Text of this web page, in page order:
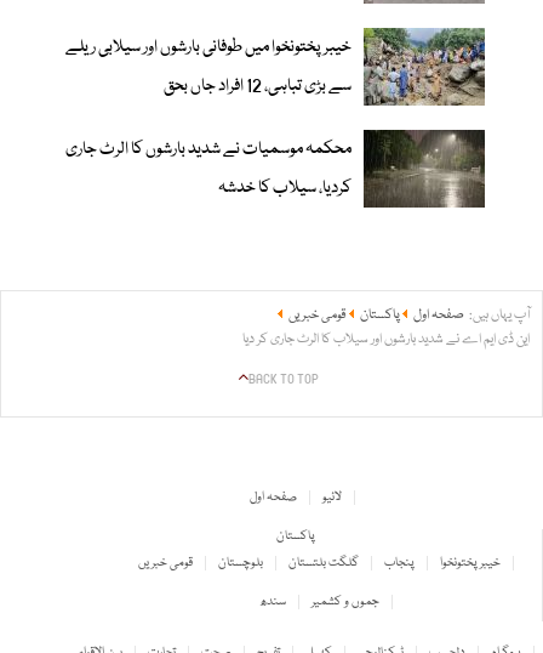
خیبرپختونخوا میں طوفانی بارشوں اور سیلابی ریلے
سے بڑی تباہی، 12 افراد جاں بحق
محکمہ موسمیات نے شدید بارشوں کا الرٹ جاری
کردیا، سیلاب کا خدشہ
آپ یہاں ہیں: صفحہ اول پاکستان
قومی خبریں
این ڈی ایم اے نے شدید بارشوں اور سیلاب کا الرٹ جاری کر دیا
BACK TO TOP
صفحہ اول
لائیو
پاکستان
قومی خبریں
بلوچستان گلگت بلتستان پنجاب
خیبر پختونخوا
سندھ
جموں و کشمیر